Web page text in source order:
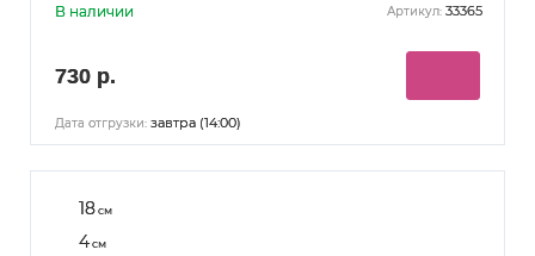
В наличии Артикул: 33365
730 р.
Дата отгрузки: завтра (14:00)
18см
4см